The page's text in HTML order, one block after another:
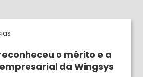
o mérito e a
da Wingsys